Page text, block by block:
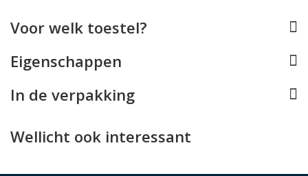
Doordat deze Guess case speciaal voor de Samsung
is daarbij rekening gehouden met alle toetsen en
volledig normaal blijven gebruiken.
Lees minder
Voor welk toestel?
Eigenschappen
In de verpakking
Wellicht ook interessant